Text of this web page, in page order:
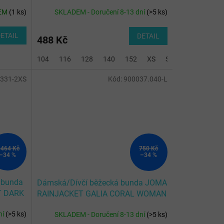
(1 ks) SKLADEM - Doručení 8-13 dní(>5 ks)
488 Kč DETAIL
104 116 128 140 152 XS S
Kč
%
DARK
(>5 ks)
2XS
750 Kč
–34 %
Dámská/Dívčí běžecká bunda JOMA
RAINJACKET GALIA CORAL WOMAN
SKLADEM - Doručení 8-13 dní(>5 ks)
Kód: 900037.040-L